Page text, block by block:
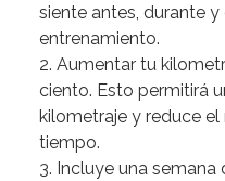
siente antes, durante
entrenamiento.
2. Aumentar tu
ciento. Esto permitirá
kilometraje y reduce
tiempo.
3. Incluye una